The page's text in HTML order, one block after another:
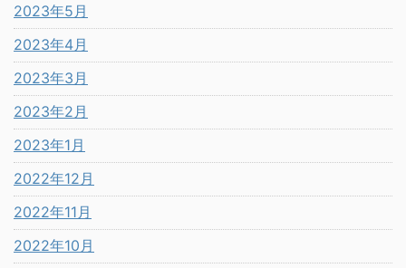
2023年5月
2023年4月
2023年3月
2023年2月
2023年1月
2022年12月
2022年11月
2022年10月